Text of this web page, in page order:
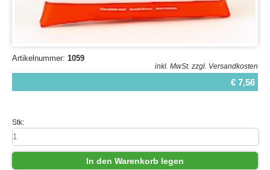
Artikelnummer: 1059
inkl. MwSt. zzgl. Versandkosten
€ 7,56
Stk:
In den Warenkorb legen